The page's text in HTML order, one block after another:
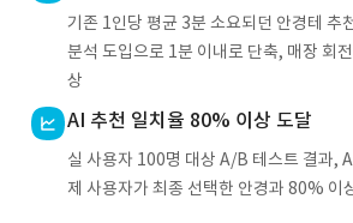
기존 1인당 평균 3분 소요되던 안경테 추
분석 도입으로 1분 이내로 단축, 매장 회
상
AI 추천 일치율 80% 이상 도달
실 사용자 100명 대상 A/B 테스트 결과,
제 사용자가 최종 선택한 안경과 80% 이